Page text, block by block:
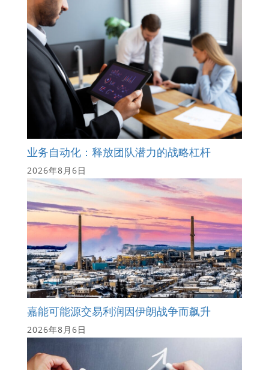
业务自动化：释放团队潜力的战略杠杆
2026年8月6日
嘉能可能源交易利润因伊朗战争而飙升
2026年8月6日